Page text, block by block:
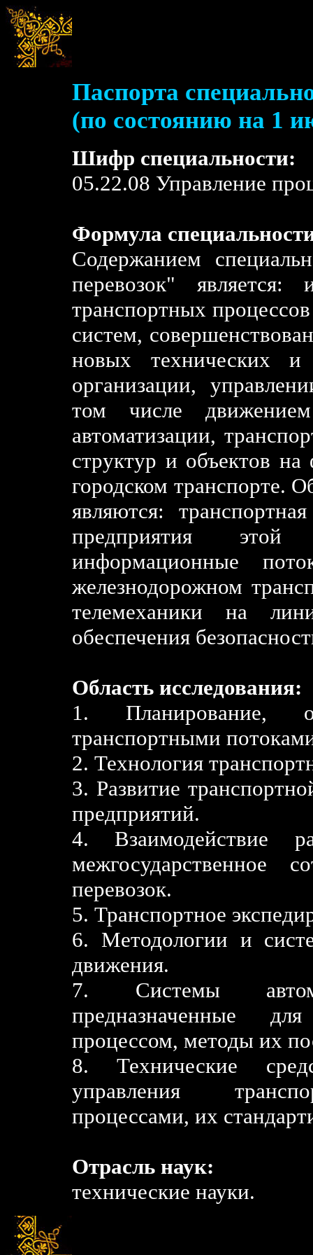
Паспорта
(по состоянию на 1
Шифр специальности:
05.22.08 Управление
Формула
Содержанием
перевозок" является:
транспортных
систем,
новых технических и
организации,
том числе
автоматизации,
структур и объектов
городском транспорте.
являются:
предприятия
информационные
железнодорожном
телемеханики на
обеспечения
Область исследования:
1. Планирование,
транспортными
2. Технология
3. Развитие
предприятий.
4. Взаимодействие
межгосударственное
перевозок.
5. Транспортное
6. Методологии и
движения.
7. Системы
предназначенные
процессом, методы их
8. Технические
управления
процессами, их
Отрасль наук:
технические науки.